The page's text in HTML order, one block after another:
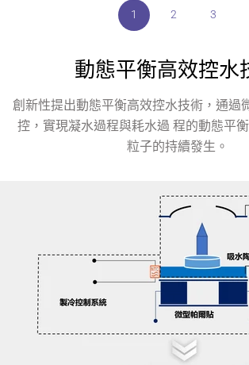
1 2 3
動態平衡高效控水
創新性提出動態平衡高效控水技術，通過
控，實現凝水過程與耗水過 程的動態平
粒子的持續發生。
1 2 3
基於電極拓撲結構的高
創新性提出電極拓撲結構的高效電離設計
場強度，在高能電場轟 擊作用下，實現
生，控制臭氧的發生。
1 2 3
場致荷電霧化技
創新性提出場致荷電霧化技術，利用靜電
應，將活性複合粒子主動釋 放，並將粒
滴中，有效增強其壽命。